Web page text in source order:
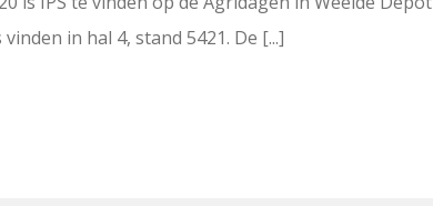
in hal 4, stand 5421. De [...]